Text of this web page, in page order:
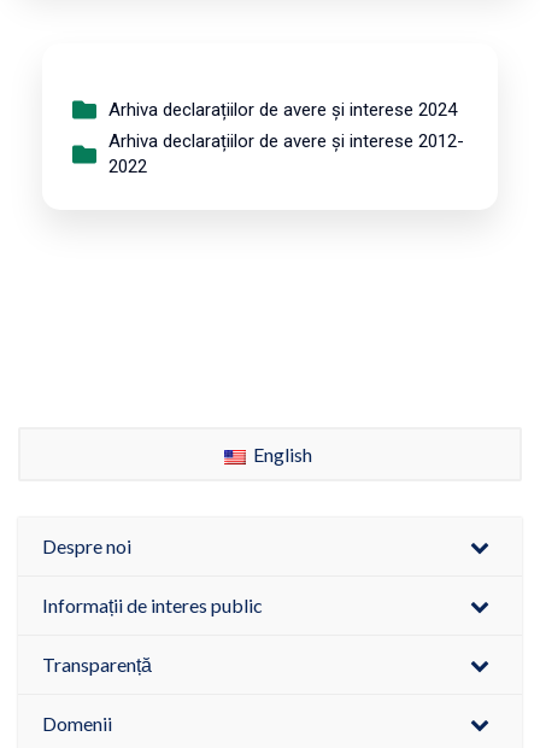
Arhiva declarațiilor de avere și interese 2024
Arhiva declarațiilor de avere și interese 2012-
2022
English
Despre noi
Informații de interes public
Transparență
Domenii